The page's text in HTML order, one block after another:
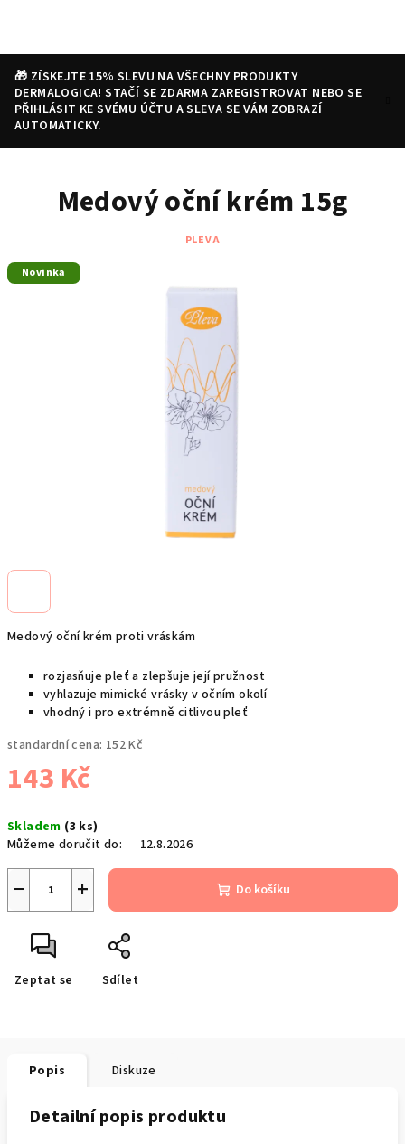
🎁 ZÍSKEJTE 15% SLEVU NA VŠECHNY PRODUKTY
DERMALOGICA! STAČÍ SE ZDARMA ZAREGISTROVAT NEBO SE
PŘIHLÁSIT KE SVÉMU ÚČTU A SLEVA SE VÁM ZOBRAZÍ
AUTOMATICKY.
HledatPřihlášeníNákupní
košík
Medový oční krém proti vráskám
rozjasňuje pleť a zlepšuje její pružnost
vyhlazuje mimické vrásky v očním okolí
vhodný i pro extrémně citlivou pleť
standardní cena: 152 Kč
143 Kč
cena:
Skladem (3 ks)
Můžeme doručit do:
12.8.2026
+
− Do košíku
Zeptat se Sdílet
Medový oční krém 15g
PLEVA
Novinka
Popis Diskuze
Detailní popis produktu